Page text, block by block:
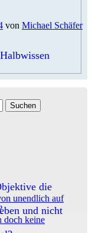
die
und nicht
von Michael Schäfer
unendlich auf
doch keine